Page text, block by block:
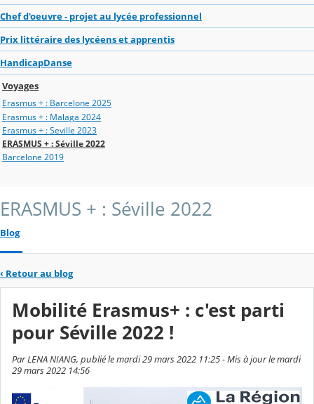
Chef d'oeuvre - projet au lycée professionnel
Prix littéraire des lycéens et apprentis
HandicapDanse
Voyages
Erasmus + : Barcelone 2025
Erasmus + : Malaga 2024
Erasmus + : Seville 2023
ERASMUS + : Séville 2022
Barcelone 2019
ERASMUS + : Séville 2022
Blog
‹ Retour au blog
Mobilité Erasmus+ : c'est parti
pour Séville 2022 !
Par LENA NIANG, publié le mardi 29 mars 2022 11:25 - Mis à jour le mardi
29 mars 2022 14:56